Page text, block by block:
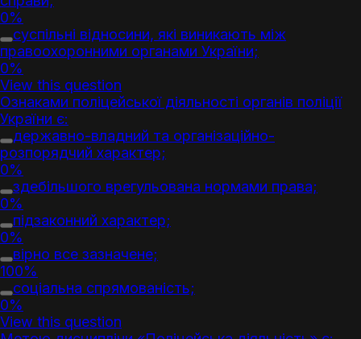
0%
суспільні відносини, які виникають між
правоохоронними органами України;
0%
View this question
Ознаками поліцейської діяльності органів поліції
України є:
державно-владний та організаційно-
розпорядчий характер;
0%
здебільшого врегульована нормами права;
0%
підзаконний характер;
0%
вірно все зазначене;
100%
соціальна спрямованість;
0%
View this question